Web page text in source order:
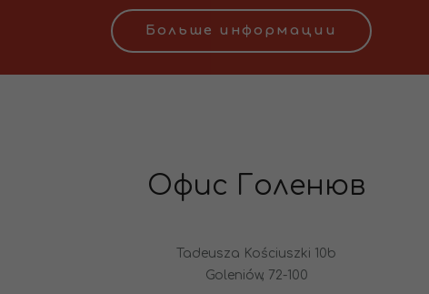
Больше информации
Офис Голенюв
Tadeusza Kościuszki 10b
Goleniów, 72-100